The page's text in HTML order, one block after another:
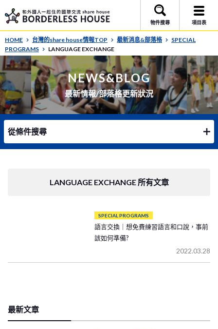
物件搜尋 項目表
HOME 台灣的share house情報TOP 最新消息&部落格
SPECIAL
PROGRAMS
LANGUAGE EXCHANGE
NEWS&BLOG
最新情報/部落格更新狀況
從條件搜尋
LANGUAGE EXCHANGE 所有文章
SPECIAL PROGRAMS
語言交換｜想免費練習語言和口說，事前
該如何準備?
2022.03.28
最新文章